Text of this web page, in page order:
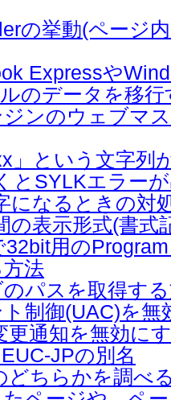
の挙動(ページ
Expressや
のデータを移行
ンのウェブマ
」という文字列
とSYLKエラー
になるときの対
の表示形式(書式
用の
法
パスを取得す
制御(UAC)を無
更通知を無効に
JPの別名
どちらかを調べ